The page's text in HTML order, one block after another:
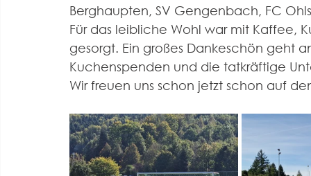
Berghaupten, SV Gengenbach, FC
Für das leibliche Wohl war mit Kaffee,
gesorgt. Ein großes Dankeschön geht
Kuchenspenden und die tatkräftige
Wir freuen uns schon jetzt schon auf